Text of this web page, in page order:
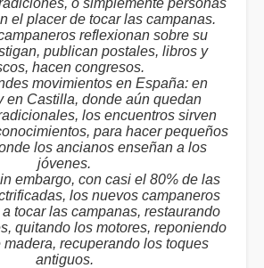
o simplemente personas
el placer de tocar las campanas.
reflexionan sobre su
publican postales, libros y
hacen congresos.
movimientos en España: en
en Castilla, donde aún quedan
los encuentros sirven
para hacer pequeños
los ancianos enseñan a los
jóvenes.
embargo, con casi el 80% de las
los nuevos campaneros
tocar las campanas, restaurando
quitando los motores, reponiendo
recuperando los toques
antiguos.